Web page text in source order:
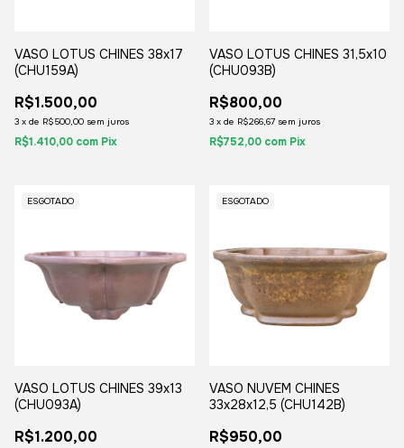
VASO LOTUS CHINES 38x17
(CHU159A)
R$1.500,00
3 x de R$500,00 sem juros
R$1.410,00 com Pix
VASO LOTUS CHINES 31,5x10
(CHU093B)
R$800,00
3 x de R$266,67 sem juros
R$752,00 com Pix
ESGOTADO
VASO LOTUS CHINES 39x13
(CHU093A)
R$1.200,00
ESGOTADO
VASO NUVEM CHINES
33x28x12,5 (CHU142B)
R$950,00